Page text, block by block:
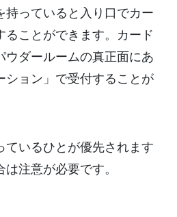
持っていると入り口でカー
ることができます。カード
ウダールームの真正面にあ
ション」で受付することが
ているひとが優先されます
注意が必要です。